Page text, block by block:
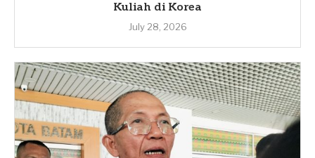
Kuliah di Korea
July 28, 2026